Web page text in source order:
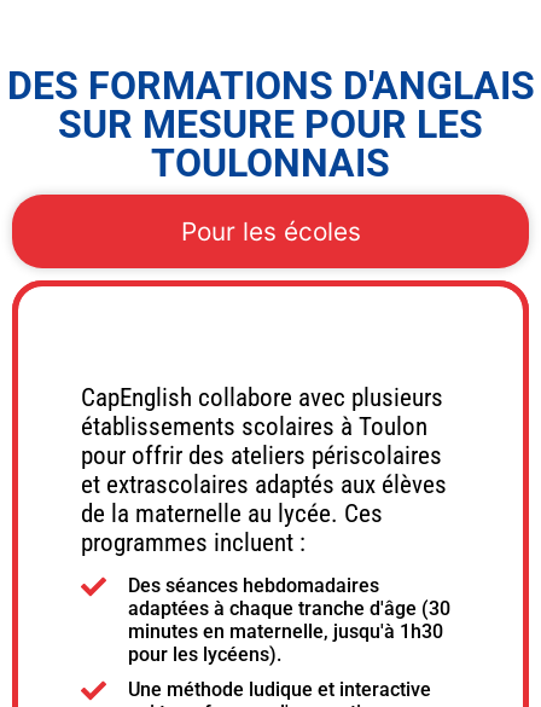
DES FORMATIONS D'ANGLAIS
SUR MESURE POUR LES
TOULONNAIS
Pour les écoles
CapEnglish collabore avec plusieurs
établissements scolaires à Toulon
pour offrir des ateliers périscolaires
et extrascolaires adaptés aux élèves
de la maternelle au lycée. Ces
programmes incluent :
Des séances hebdomadaires
adaptées à chaque tranche d'âge (30
minutes en maternelle, jusqu'à 1h30
pour les lycéens).
Une méthode ludique et interactive